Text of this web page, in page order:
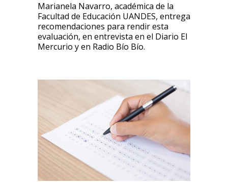
Marianela Navarro, académica de la
Facultad de Educación UANDES, entrega
recomendaciones para rendir esta
evaluación, en entrevista en el Diario El
Mercurio y en Radio Bío Bío.